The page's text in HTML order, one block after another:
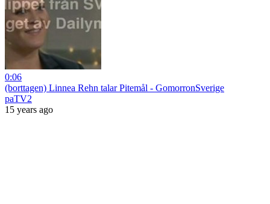
0:06
(borttagen) Linnea Rehn talar Pitemål - GomorronSverige
paTV2
15 years ago